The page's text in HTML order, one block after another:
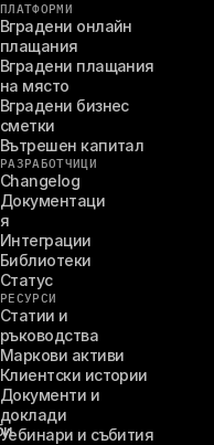
ПЛАТФОРМИ
Вградени онлайн
плащания
Вградени плащания
на място
Вградени бизнес
сметки
Вътрешен капитал
РАЗРАБОТЧИЦИ
Changelog
Документаци
я
Интеграции
Библиотеки
Статус
РЕСУРСИ
Статии и
ръководства
Маркови активи
Клиентски истории
Документи и
доклади
Уебинари и събития